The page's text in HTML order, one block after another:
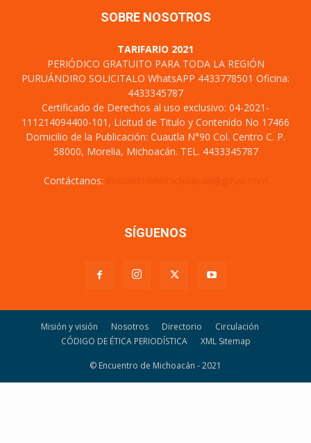
SOBRE NOSOTROS
TARIFARIO 2021
PERIÓDICO GRATUITO PARA TODA LA REGIÓN
PURUÁNDIRO SOLICITALO WhatsAPP 4433778501 Oficina:
4433345787
Certificado de Derechos al uso exclusivo: 04-2021-
111214094400-101, Licitud de Titulo y Contenido No 17466
Domicilio de la Publicación: Cuautla N°90 Col. Centro C. P.
58000, Morelia, Michoacán. TEL. 4433345787
Contáctanos:
SÍGUENOS
Misión y visión Nosotros Directorio
Circulación
CÓDIGO DE ÉTICA PERIODÍSTICA
XML Sitemap
© Encuentro de Michoacán - 2021